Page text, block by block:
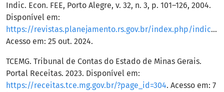
Indic. Econ. FEE, Porto Alegre, v. 32, n. 3, p. 101–126, 2004.
Disponível em:
https://revistas.planejamento.rs.gov.br/index.php/indicadores/article/viewFile/423/653
Acesso em: 25 out. 2024.
TCEMG. Tribunal de Contas do Estado de Minas Gerais.
Portal Receitas. 2023. Disponível em:
https://receitas.tce.mg.gov.br/?page_id=304. Acesso em: 7